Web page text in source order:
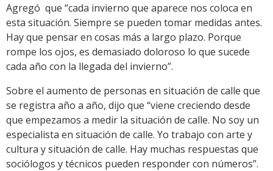
Agregó que “cada invierno que aparece nos coloca en
esta situación. Siempre se pueden tomar medidas antes.
Hay que pensar en cosas más a largo plazo. Porque
rompe los ojos, es demasiado doloroso lo que sucede
cada año con la llegada del invierno”.
Sobre el aumento de personas en situación de calle que
se registra año a año, dijo que “viene creciendo desde
que empezamos a medir la situación de calle. No soy un
especialista en situación de calle. Yo trabajo con arte y
cultura y situación de calle. Hay muchas respuestas que
sociólogos y técnicos pueden responder con números”.